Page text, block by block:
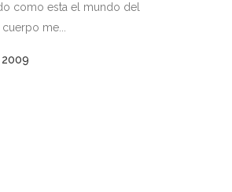
como esta el mundo del
me...